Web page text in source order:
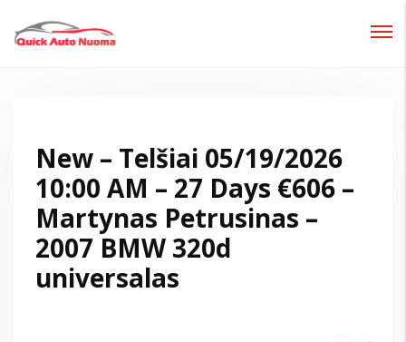
New – Telšiai 05/19/2026
10:00 AM – 27 Days €606 –
Martynas Petrusinas –
2007 BMW 320d
universalas